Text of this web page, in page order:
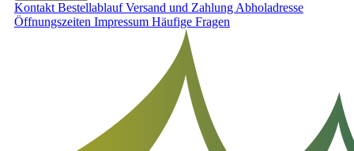
Kontakt BestellablaufVersand und Zahlung Abholadresse
Öffnungszeiten Impressum Häufige Fragen